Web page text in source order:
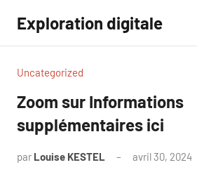
contenu
Exploration digitale
Uncategorized
Zoom sur Informations
supplémentaires ici
par Louise KESTEL avril 30, 2024